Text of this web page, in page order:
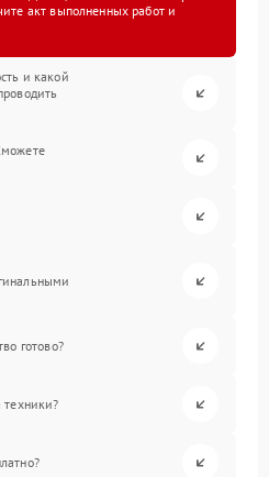
акт выполненных работ и
и какой
готово?
техники?